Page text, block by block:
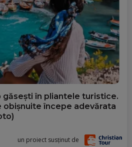
găsești în pliantele turistice.
obișnuite începe adevărata
un proiect susținut de